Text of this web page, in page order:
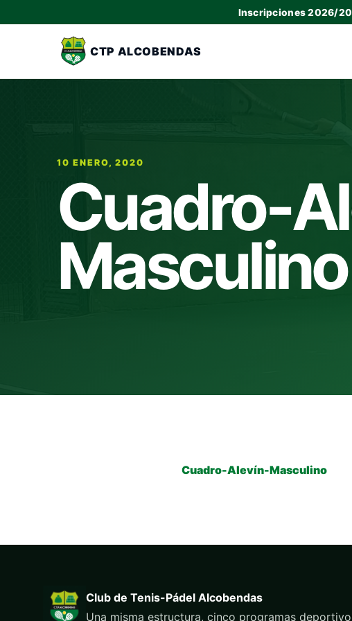
Inscripciones 2026/
CTP ALCOBENDAS
10 ENERO, 2020
Cuadro-
Masculino
Cuadro-Alevín-Masculino
Club de Tenis-Pádel Alcobendas
Una misma estructura, cinco programas